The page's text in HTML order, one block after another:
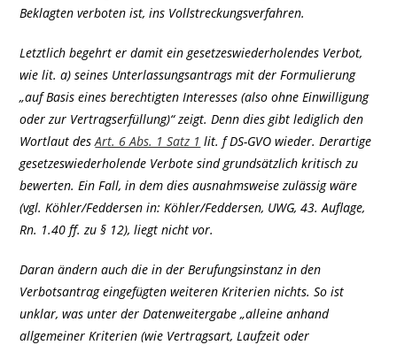
Beklagten verboten ist, ins Vollstreckungsverfahren.
Letztlich begehrt er damit ein gesetzeswiederholendes Verbot,
wie lit. a) seines Unterlassungsantrags mit der Formulierung
„auf Basis eines berechtigten Interesses (also ohne Einwilligung
oder zur Vertragserfüllung)“ zeigt. Denn dies gibt lediglich den
Wortlaut desArt. 6 Abs. 1 Satz 1 lit. f DS-GVO wieder. Derartige
gesetzeswiederholende Verbote sind grundsätzlich kritisch zu
bewerten. Ein Fall, in dem dies ausnahmsweise zulässig wäre
(vgl. Köhler/Feddersen in: Köhler/Feddersen, UWG, 43. Auflage,
Rn. 1.40 ff. zu § 12), liegt nicht vor.
Daran ändern auch die in der Berufungsinstanz in den
Verbotsantrag eingefügten weiteren Kriterien nichts. So ist
unklar, was unter der Datenweitergabe „alleine anhand
allgemeiner Kriterien (wie Vertragsart, Laufzeit oder